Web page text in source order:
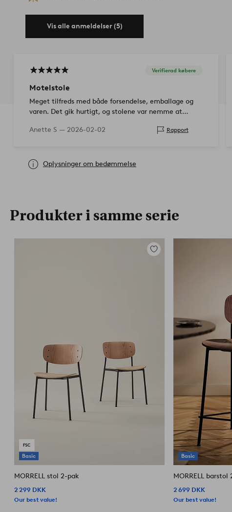
Vis alle anmeldelser (5)
Verifierad købere
Motelstole
Meget tilfreds med både forsendelse, emballage og
varen. Det gik hurtigt, og stolene var nemme at
sædet.
Anette S — 2026-02-02 Rapport
Oplysninger om bedømmelse
Produkter i samme serie
Basic
Tilføj
MORRELL stol 2-pak
2 299 DKK
Our best value!
Basic
MORRELL barstol
2 699 DKK
Our best value!